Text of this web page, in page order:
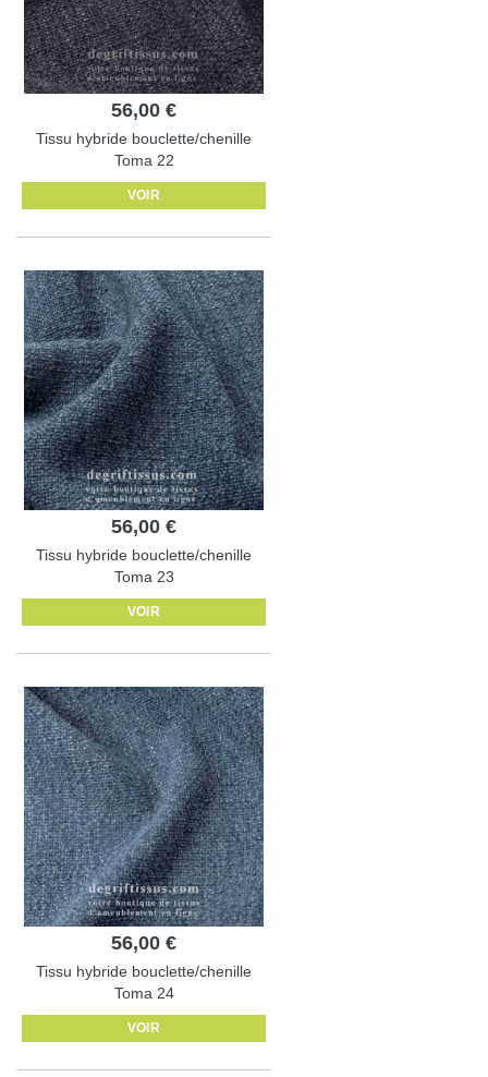
56,00 €
Tissu hybride bouclette/chenille
Toma 22
VOIR
56,00 €
Tissu hybride bouclette/chenille
Toma 23
VOIR
56,00 €
Tissu hybride bouclette/chenille
Toma 24
VOIR